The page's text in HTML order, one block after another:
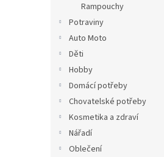
Rampouchy
Potraviny
Auto Moto
Děti
Hobby
Domácí potřeby
Chovatelské potřeby
Kosmetika a zdraví
Nářadí
Oblečení